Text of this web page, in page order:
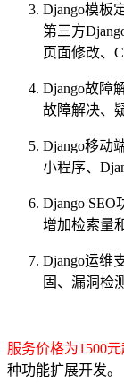
Django模板
第三方
页面修改、
Django故障
故障解决、
Django移动
小程序、
Django SEO
增加检索量
Django运维
固、漏洞检
服务价格为1500
种功能扩展开发。